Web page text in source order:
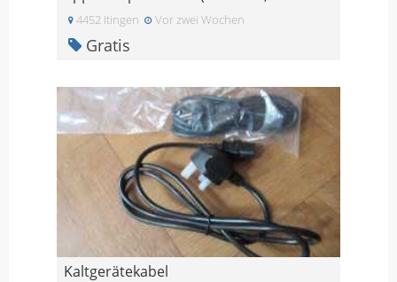
4452 Itingen Vor zwei Wochen
Gratis
Kaltgerätekabel